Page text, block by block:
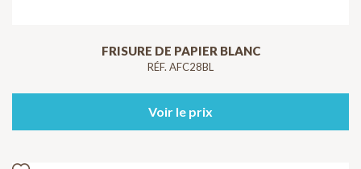
FRISURE DE PAPIER BLANC
RÉF. AFC28BL
Voir le prix